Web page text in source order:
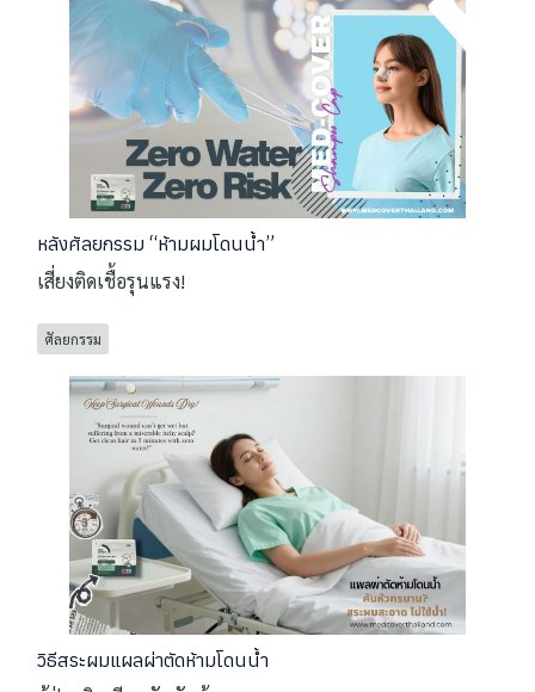
หลังศัลยกรรม “ห้ามผมโดนน้ำ”
เสี่ยงติดเชื้อรุนแรง!
ศัลยกรรม
วิธีสระผมแผลผ่าตัดห้ามโดนน้ำ